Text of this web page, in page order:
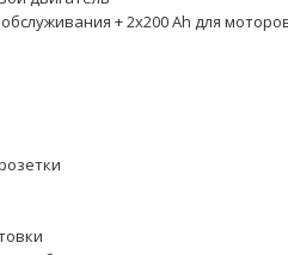
+ 2x200 Ah для